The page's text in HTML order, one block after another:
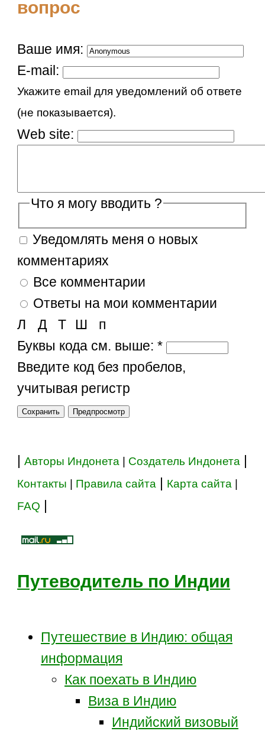
вопрос
Ваше имя:
E-mail:
Укажите email для уведомлений об ответе
(не показывается).
Web site:
Что я могу вводить ?
Уведомлять меня о новых
комментариях
Все комментарии
Ответы на мои комментарии
п
Т
Д
Л
Ш
Буквы кода см. выше:*
Введите код без пробелов,
учитывая регистр
|Авторы Индонета Создатель Индонета |
Контакты Правила сайта | Карта сайта
FAQ |
Путеводитель по Индии
Путешествие в Индию: общая
информация
Как поехать в Индию
Виза в Индию
Индийский визовый